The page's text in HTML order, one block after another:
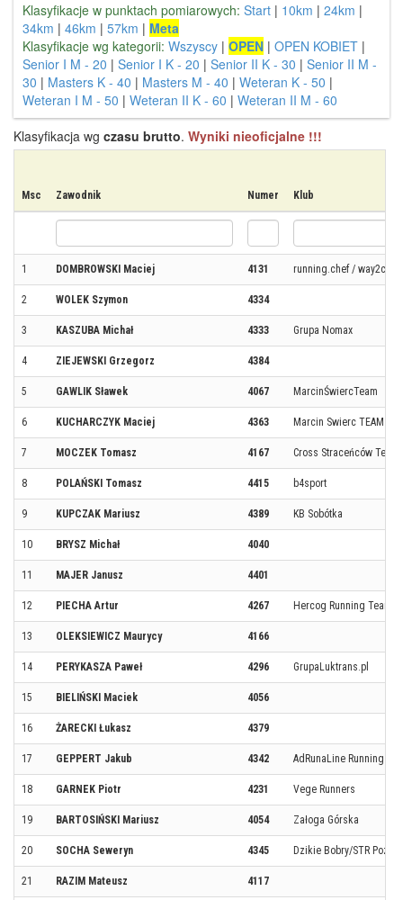
Klasyfikacje w punktach pomiarowych: Start | 10km | 24km |
34km | 46km | 57km | Meta
Klasyfikacje wg kategorii: Wszyscy | OPEN | OPEN KOBIET |
Senior I M - 20 | Senior I K - 20 | Senior II K - 30 | Senior II M -
30 | Masters K - 40 | Masters M - 40 | Weteran K - 50 |
Weteran I M - 50 | Weteran II K - 60 | Weteran II M - 60
Klasyfikacja wg czasu brutto. Wyniki nieoficjalne !!!
Msc Zawodnik Numer Klub
1 DOMBROWSKI Maciej 4131 running.chef /
2 WOLEK Szymon 4334
3 KASZUBA Michał 4333 Grupa Nomax
4 ZIEJEWSKI Grzegorz 4384
5 GAWLIK Sławek 4067 MarcinŚwiercTeam
6 KUCHARCZYK Maciej 4363 Marcin Swierc TEAM
7 MOCZEK Tomasz 4167 Cross Straceńców Team
8 POLAŃSKI Tomasz 4415 b4sport
9 KUPCZAK Mariusz 4389 KB Sobótka
10 BRYSZ Michał 4040
11 MAJER Janusz 4401
12 PIECHA Artur 4267 Hercog Running Team
13 OLEKSIEWICZ Maurycy 4166
14 PERYKASZA Paweł 4296 GrupaLuktrans.pl
15 BIELIŃSKI Maciek 4056
16 ŻARECKI Łukasz 4379
17 GEPPERT Jakub 4342 AdRunaLine Running
18 GARNEK Piotr 4231 Vege Runners
19 BARTOSIŃSKI Mariusz 4054 Załoga Górska
20 SOCHA Seweryn 4345 Dzikie Bobry/STR
21 RAZIM Mateusz 4117